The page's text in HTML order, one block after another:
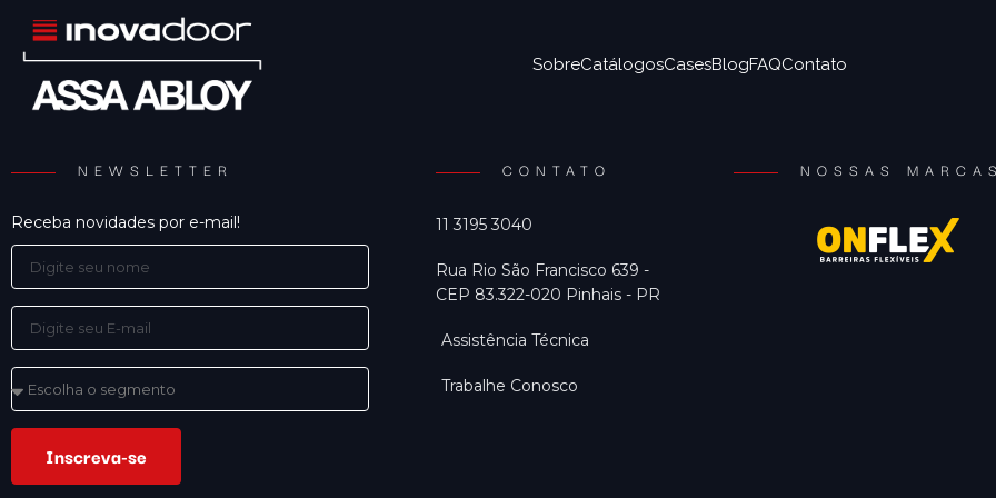
SobreCatálogosCasesBlogFAQContato
NEWSLETTER
Receba novidades por e-mail!
Inscreva-se
CONTATO
11 3195 3040
Rua Rio São Francisco 639 -
CEP 83.322-020 Pinhais - PR
Assistência Técnica
Trabalhe Conosco
NOSSAS